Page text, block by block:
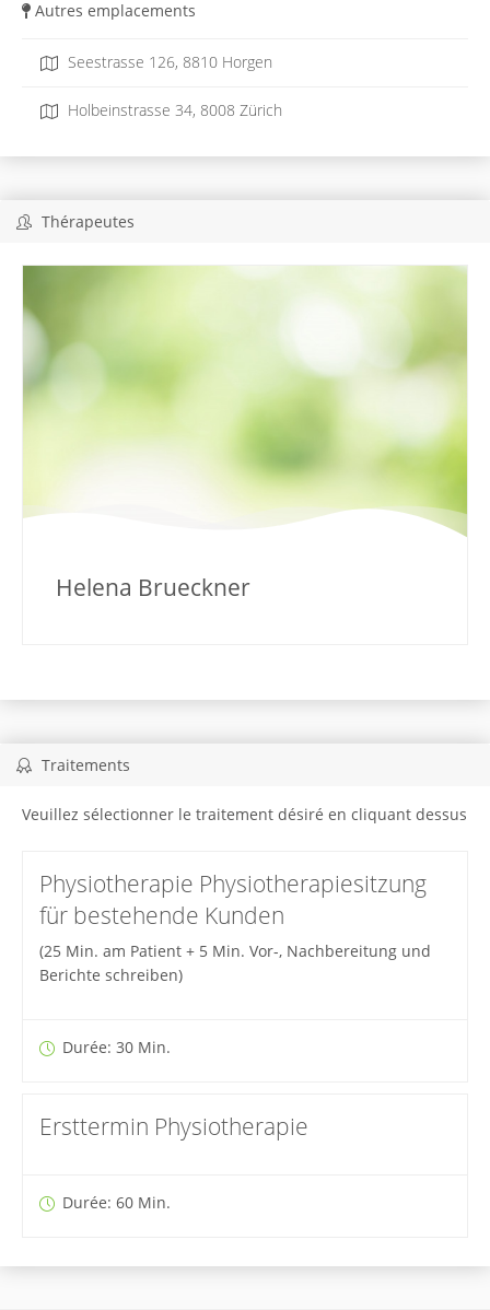
Autres emplacements
Seestrasse 126, 8810 Horgen
Holbeinstrasse 34, 8008 Zürich
Thérapeutes
Helena Brueckner
Traitements
Veuillez sélectionner le traitement désiré en cliquant dessus
Physiotherapie Physiotherapiesitzung
für bestehende Kunden
(25 Min. am Patient + 5 Min. Vor-, Nachbereitung und
Berichte schreiben)
Durée: 30 Min.
Ersttermin Physiotherapie
Durée: 60 Min.